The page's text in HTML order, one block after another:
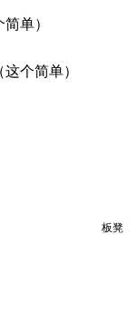
单）
个简单）
板凳